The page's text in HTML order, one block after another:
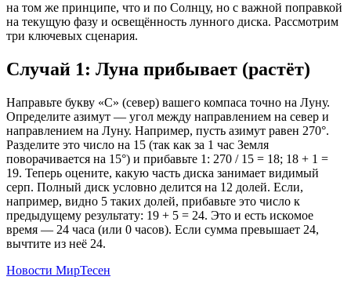
на том же принципе, что и по Солнцу, но с важной поправкой
на текущую фазу и освещённость лунного диска. Рассмотрим
три ключевых сценария.
Случай 1: Луна прибывает (растёт)
Направьте букву «С» (север) вашего компаса точно на Луну.
Определите азимут — угол между направлением на север и
направлением на Луну. Например, пусть азимут равен 270°.
Разделите это число на 15 (так как за 1 час Земля
поворачивается на 15°) и прибавьте 1: 270 / 15 = 18; 18 + 1 =
19. Теперь оцените, какую часть диска занимает видимый
серп. Полный диск условно делится на 12 долей. Если,
например, видно 5 таких долей, прибавьте это число к
предыдущему результату: 19 + 5 = 24. Это и есть искомое
время — 24 часа (или 0 часов). Если сумма превышает 24,
вычтите из неё 24.
Новости МирТесен